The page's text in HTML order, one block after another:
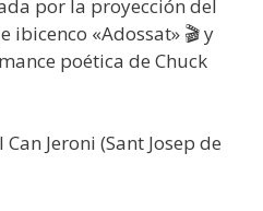
por la proyección del
«Adossat» 🎬 y
poética de Chuck
Jeroni (Sant Josep de